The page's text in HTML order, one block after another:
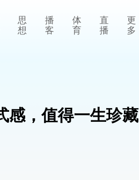
思
想
播
客
体
育
直
播
更
多
感，值得一生珍藏